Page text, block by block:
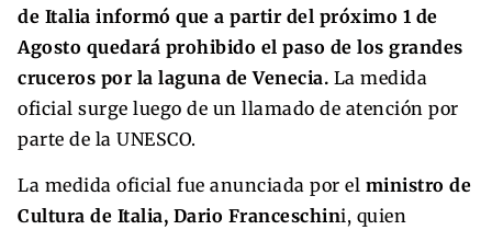
de Italia informó que a partir del próximo 1 de
Agosto quedará prohibido el paso de los grandes
cruceros por la laguna de Venecia. La medida
oficial surge luego de un llamado de atención por
parte de la UNESCO.
La medida oficial fue anunciada por el ministro de
Cultura de Italia, Dario Franceschini, quien